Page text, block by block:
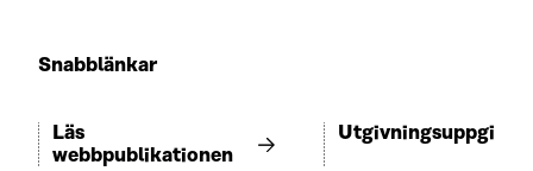
Snabblänkar
Läs
webbpublikationen
Utgivningsuppgifter